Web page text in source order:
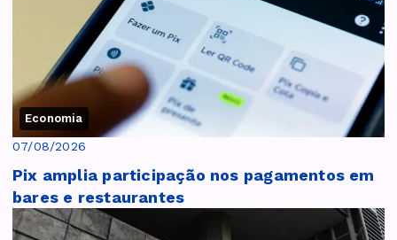
Economia
07/08/2026
Pix amplia participação nos pagamentos em
bares e restaurantes